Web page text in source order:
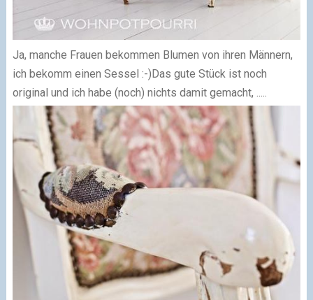
Ja, manche Frauen bekommen Blumen von ihren Männern,
ich bekomm einen Sessel :-)Das gute Stück ist noch
original und ich habe (noch) nichts damit gemacht, .....